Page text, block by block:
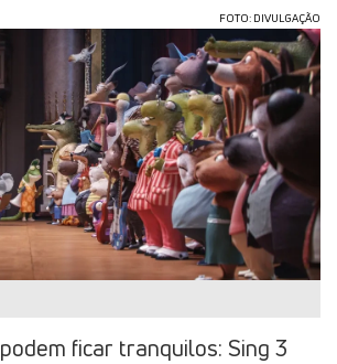
FOTO: DIVULGAÇÃO
podem ficar tranquilos: Sing 3